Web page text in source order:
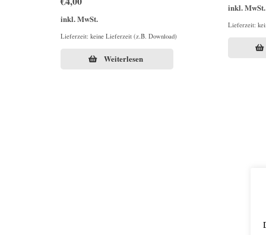
inkl. MwSt.
Lieferzeit: keine Lieferzeit (z.B. Download)
Weiterlesen
inkl. MwSt.
Lieferzeit: